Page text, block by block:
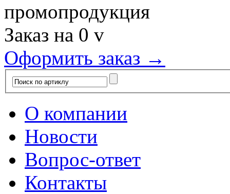
промопродукция
Заказ на 0 v
Оформить заказ →
О компании
Новости
Вопрос-ответ
Контакты